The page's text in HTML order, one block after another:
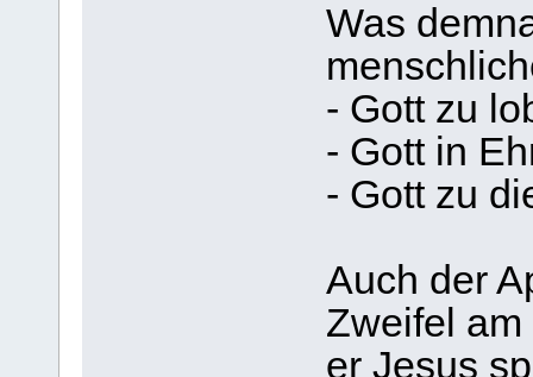
Was
- Gott zu
- Gott in
- Gott zu
Auch der
Zweifel
er Jesus